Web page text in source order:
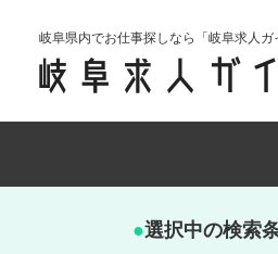
岐阜県内でお仕事探しなら「岐阜求人ガ
●選択中の検索